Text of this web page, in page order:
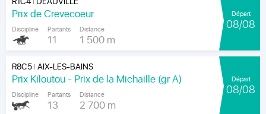
Prix de Crevecoeur
Discipline Partants
11
Distance
1 500 m
Départ
08/08
R8C5|AIX-LES-BAINS
Prix Kiloutou - Prix de la Michaille (gr A)
Discipline Partants
13
Distance
2 700 m
Départ
08/08